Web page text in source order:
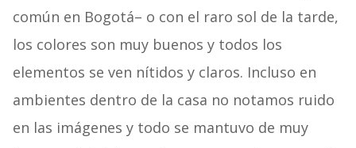
común en Bogotá– o con el raro sol de la tarde,
los colores son muy buenos y todos los
elementos se ven nítidos y claros. Incluso en
ambientes dentro de la casa no notamos ruido
en las imágenes y todo se mantuvo de muy